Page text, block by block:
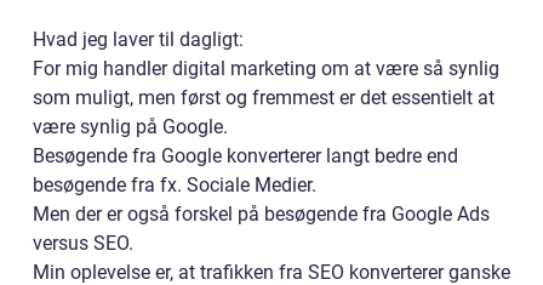
Hvad jeg laver til dagligt:
For mig handler digital marketing om at være så synlig
som muligt, men først og fremmest er det essentielt at
være synlig på Google.
Besøgende fra Google konverterer langt bedre end
besøgende fra fx. Sociale Medier.
Men der er også forskel på besøgende fra Google Ads
versus SEO.
Min oplevelse er, at trafikken fra SEO konverterer ganske